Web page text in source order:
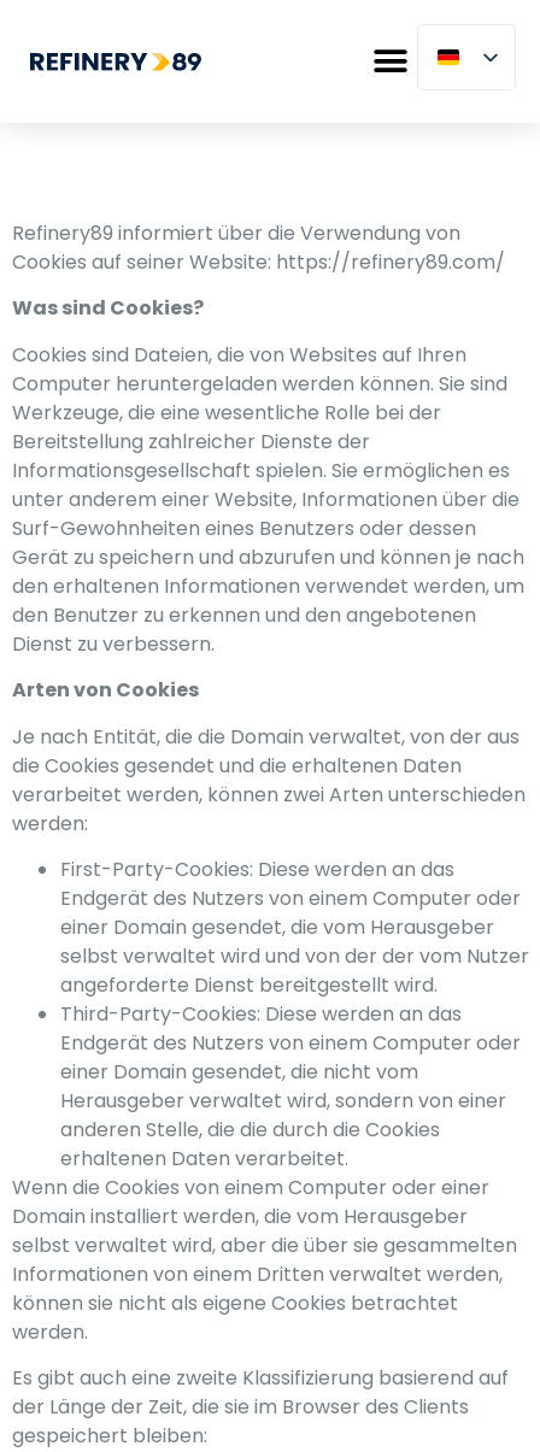
Refinery89 informiert über die Verwendung von
Cookies auf seiner Website: https://refinery89.com/
Was sind Cookies?
Cookies sind Dateien, die von Websites auf Ihren
Computer heruntergeladen werden können. Sie sind
Werkzeuge, die eine wesentliche Rolle bei der
Bereitstellung zahlreicher Dienste der
Informationsgesellschaft spielen. Sie ermöglichen es
unter anderem einer Website, Informationen über die
Surf-Gewohnheiten eines Benutzers oder dessen
Gerät zu speichern und abzurufen und können je nach
den erhaltenen Informationen verwendet werden, um
den Benutzer zu erkennen und den angebotenen
Dienst zu verbessern.
Arten von Cookies
Je nach Entität, die die Domain verwaltet, von der aus
die Cookies gesendet und die erhaltenen Daten
verarbeitet werden, können zwei Arten unterschieden
werden:
First-Party-Cookies: Diese werden an das
Endgerät des Nutzers von einem Computer oder
einer Domain gesendet, die vom Herausgeber
selbst verwaltet wird und von der der vom Nutzer
angeforderte Dienst bereitgestellt wird.
Third-Party-Cookies: Diese werden an das
Endgerät des Nutzers von einem Computer oder
einer Domain gesendet, die nicht vom
Herausgeber verwaltet wird, sondern von einer
anderen Stelle, die die durch die Cookies
erhaltenen Daten verarbeitet.
Wenn die Cookies von einem Computer oder einer
Domain installiert werden, die vom Herausgeber
selbst verwaltet wird, aber die über sie gesammelten
Informationen von einem Dritten verwaltet werden,
können sie nicht als eigene Cookies betrachtet
werden.
Es gibt auch eine zweite Klassifizierung basierend auf
der Länge der Zeit, die sie im Browser des Clients
gespeichert bleiben: